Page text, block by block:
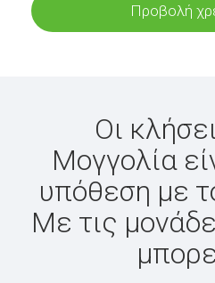
Προβολή
Οι
Μογγολία
υπόθεση με
Με τις